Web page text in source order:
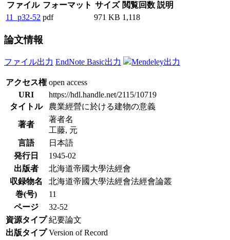
ファイル フォーマット サイズ 閲覧回数 説明
11_p32-52 pdf 971 KB 1,118
論文情報
ファイル出力 EndNote Basic出力 Mendeley出力
アクセス権 open access
URI
https://hdl.handle.net/2115/10719
タイトル
農業經營に於ける建物の意義
著者
著者名
工藤, 元
言語
日本語
発行日
1945-02
出版者
北海道帝國大學法經會
収録物名
北海道帝國大學法經會法經會論叢
巻(号)
11
ページ
32-52
資源タイプ 紀要論文
出版タイプ Version of Record